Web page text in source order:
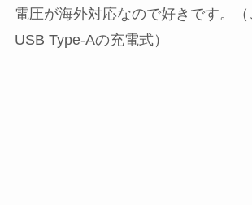
電圧が海外対応なので好きです。
USB Type-Aの充電式）